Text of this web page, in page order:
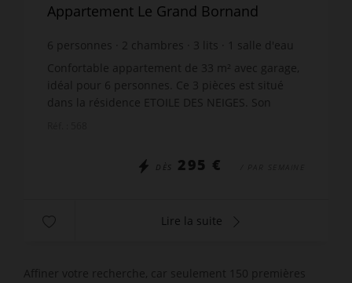
Appartement Le Grand Bornand
6 personnes 2 chambres 3 lits
salle d'eau
Confortable appartement de 33 m² avec garage,
idéal pour 6 personnes. Ce 3 pièces est situé
dans la résidence ETOILE DES NEIGES. Son
DÈS 295 € / PAR SEMAINE
Lire la suite
Affiner votre recherche, car seulement 150 premières